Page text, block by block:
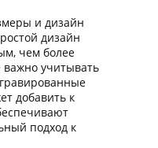
и дизайн
дизайн
чем более
учитывать
добавить к
подход к